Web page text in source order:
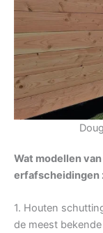
Wat modellen
erfafscheidingen
1. Houten
de meest